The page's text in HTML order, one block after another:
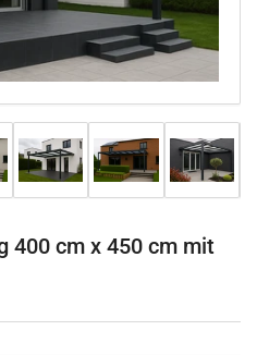
öffnen
Bild
in
Galerieansicht
Bild
in
Galerieansicht
Bild
in
laden
400 cm x 450 cm mit